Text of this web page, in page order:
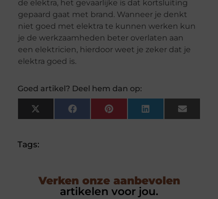
de elektra, het gevaarlijke is dat kortsluiting
gepaard gaat met brand. Wanneer je denkt
niet goed met elektra te kunnen werken kun
je de werkzaamheden beter overlaten aan
een elektricien, hierdoor weet je zeker dat je
elektra goed is.
Goed artikel? Deel hem dan op:
X
(Twitter)
FacebookPinterestLinkedInEmail
Tags:
Verken onze aanbevolen
artikelen voor jou.